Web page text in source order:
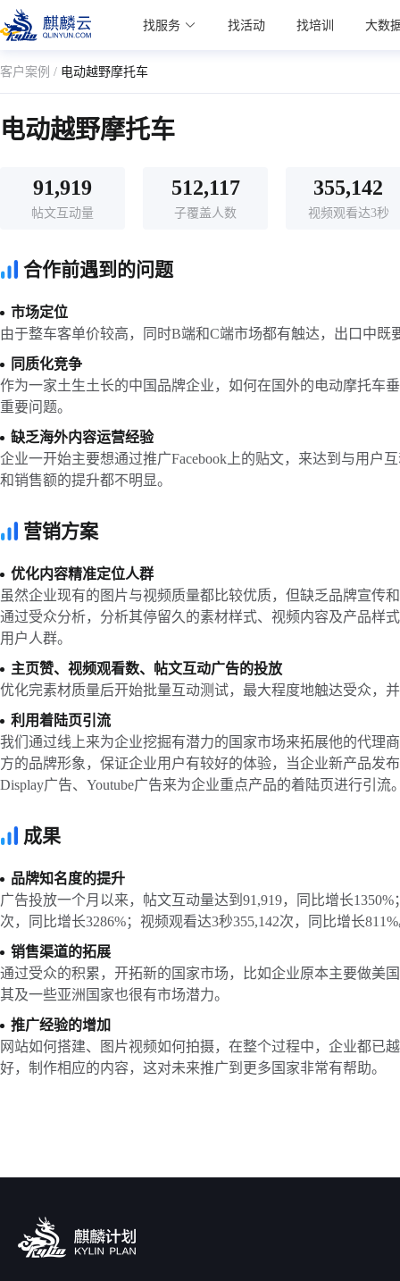
麒麟学院
Kylin Academy 找服务 找活动 找培训 大数
客户案例 / 电动越野摩托车
电动越野摩托车
91,919
帖文互动量
512,117
子覆盖人数
355,142
视频观看达3秒
合作前遇到的问题
市场定位
由于整车客单价较高，同时B端和C端市场都有触达，出口中既
同质化竞争
作为一家土生土长的中国品牌企业，如何在国外的电动摩托车
重要问题。
缺乏海外内容运营经验
企业一开始主要想通过推广Facebook上的贴文，来达到与用户
和销售额的提升都不明显。
营销方案
优化内容精准定位人群
虽然企业现有的图片与视频质量都比较优质，但缺乏品牌宣传
通过受众分析，分析其停留久的素材样式、视频内容及产品样
用户人群。
主页赞、视频观看数、帖文互动广告的投放
优化完素材质量后开始批量互动测试，最大程度地触达受众，
利用着陆页引流
我们通过线上来为企业挖掘有潜力的国家市场来拓展他的代理
方的品牌形象，保证企业用户有较好的体验，当企业新产品发
Display广告、Youtube广告来为企业重点产品的着陆页进行引流
成果
品牌知名度的提升
广告投放一个月以来，帖文互动量达到91,919，同比增长
次，同比增长3286%；视频观看达3秒355,142次，同比增长
销售渠道的拓展
通过受众的积累，开拓新的国家市场，比如企业原本主要做美
其及一些亚洲国家也很有市场潜力。
推广经验的增加
网站如何搭建、图片视频如何拍摄，在整个过程中，企业都已
好，制作相应的内容，这对未来推广到更多国家非常有帮助。